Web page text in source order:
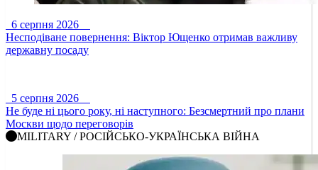
6 серпня 2026
Несподіване повернення: Віктор Ющенко отримав важливу
державну посаду
5 серпня 2026
Не буде ні цього року, ні наступного: Безсмертний про плани
Москви щодо переговорів
MILITARY / РОСІЙСЬКО-УКРАЇНСЬКА ВІЙНА